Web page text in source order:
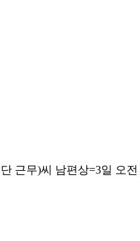
무)씨 남편상=3일 오전